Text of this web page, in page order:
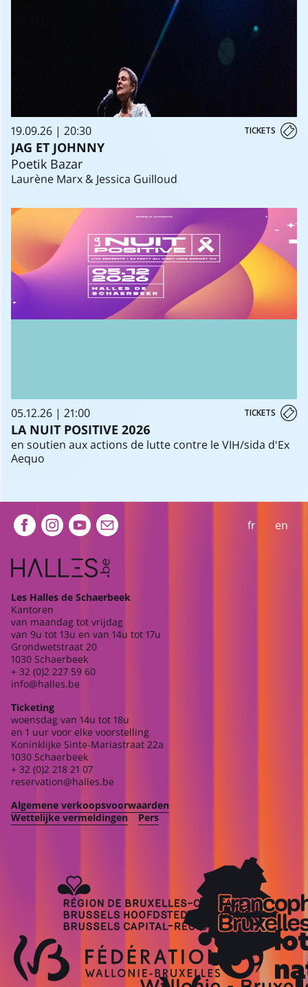
19.09.26 | 20:30 TICKETS
JAG ET JOHNNY
Poetik Bazar
Laurène Marx & Jessica Guilloud
05.12.26 | 21:00 TICKETS
LA NUIT POSITIVE 2026
en soutien aux actions de lutte contre le VIH/sida d'Ex
Aequo
Extra navigation fr en
Les Halles de Schaerbeek
Kantoren
van maandag tot vrijdag
van 9u tot 13u en van 14u tot 17u
Grondwetstraat 20
1030 Schaerbeek
+ 32 (0)2 227 59 60
info@halles.be
Ticketing
woensdag van 14u tot 18u
en 1 uur voor elke voorstelling
Koninklijke Sinte-Mariastraat 22a
1030 Schaerbeek
+ 32 (0)2 218 21 07
reservation@halles.be
Algemene verkoopsvoorwaarden
Wettelijke vermeldingen
Pers